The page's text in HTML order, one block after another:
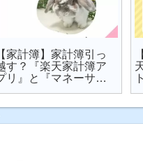
【家計簿】家計簿引っ
す？『楽天家計簿ア
リ』と『マネーサポ